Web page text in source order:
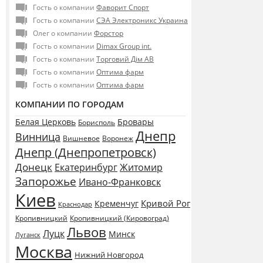
Гость о компании Фаворит Спорт
Гость о компании СЭА Электроникс Украина
Олег о компании Форстор
Гость о компании Dimax Group int.
Гость о компании Торговий Дім АВ
Гость о компании Оптима фарм
Гость о компании Оптима фарм
КОМПАНИИ ПО ГОРОДАМ
Белая Церковь Борисполь Бровары
Винница Вишневое Воронеж Днепр
Днепр (Днепропетровск)
Донецк ЕкатеринбургЖитомир
Запорожье Ивано-Франковск
Киев Краснодар Кременчуг Кривой Рог
Кропивницкий Кропивницкий (Кировоград)
Луганск ЛуцкЛьвов Минск
Москва Нижний Новгород